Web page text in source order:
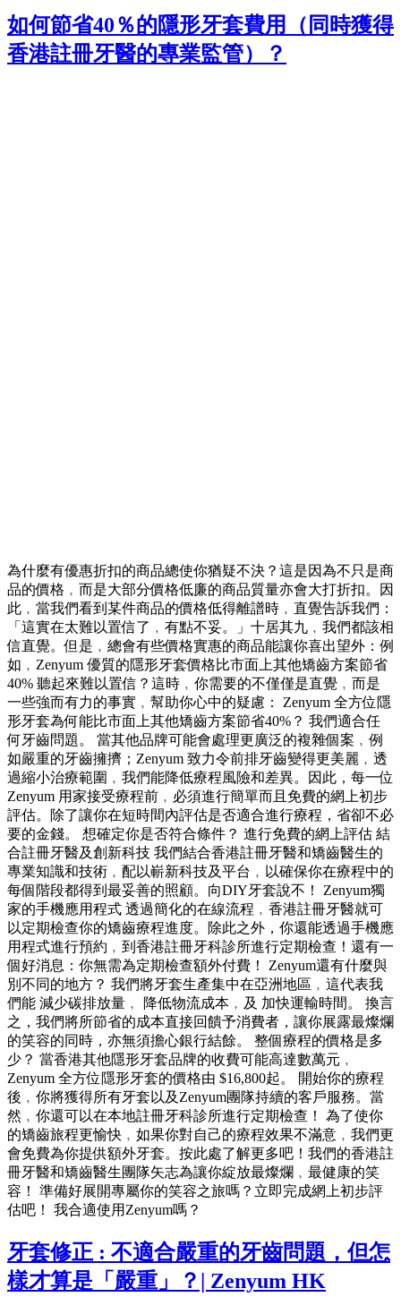
如何節省40％的隱形牙套費用（同時獲得
香港註冊牙醫的專業監管）？
為什麼有優惠折扣的商品總使你猶疑不決？這是因為不只是商
品的價格﹐而是大部分價格低廉的商品質量亦會大打折扣。因
此﹐當我們看到某件商品的價格低得離譜時﹐直覺告訴我們：
「這實在太難以置信了﹐有點不妥。」十居其九﹐我們都該相
信直覺。但是﹐總會有些價格實惠的商品能讓你喜出望外：例
如﹐Zenyum 優質的隱形牙套價格比市面上其他矯齒方案節省
40% 聽起來難以置信？這時﹐你需要的不僅僅是直覺﹐而是
一些強而有力的事實﹐幫助你心中的疑慮： Zenyum 全方位隱
形牙套為何能比市面上其他矯齒方案節省40%？ 我們適合任
何牙齒問題。 當其他品牌可能會處理更廣泛的複雜個案﹐例
如嚴重的牙齒擁擠；Zenyum 致力令前排牙齒變得更美麗﹐透
過縮小治療範圍﹐我們能降低療程風險和差異。因此，每一位
Zenyum 用家接受療程前﹐必須進行簡單而且免費的網上初步
評估。除了讓你在短時間內評估是否適合進行療程，省卻不必
要的金錢。 想確定你是否符合條件？ 進行免費的網上評估 結
合註冊牙醫及創新科技 我們結合香港註冊牙醫和矯齒醫生的
專業知識和技術﹐配以嶄新科技及平台﹐以確保你在療程中的
每個階段都得到最妥善的照顧。向DIY牙套說不！ Zenyum獨
家的手機應用程式 透過簡化的在線流程﹐香港註冊牙醫就可
以定期檢查你的矯齒療程進度。除此之外，你還能透過手機應
用程式進行預約﹐到香港註冊牙科診所進行定期檢查！還有一
個好消息：你無需為定期檢查額外付費！ Zenyum還有什麼與
別不同的地方？ 我們將牙套生產集中在亞洲地區﹐這代表我
們能 減少碳排放量﹐ 降低物流成本﹐及 加快運輸時間。 換言
之，我們將所節省的成本直接回饋予消費者，讓你展露最燦爛
的笑容的同時，亦無須擔心銀行結餘。 整個療程的價格是多
少？ 當香港其他隱形牙套品牌的收費可能高達數萬元﹐
Zenyum 全方位隱形牙套的價格由 $16,800起。 開始你的療程
後﹐你將獲得所有牙套以及Zenyum團隊持續的客戶服務。當
然﹐你還可以在本地註冊牙科診所進行定期檢查！ 為了使你
的矯齒旅程更愉快﹐如果你對自己的療程效果不滿意﹐我們更
會免費為你提供額外牙套。按此處了解更多吧！我們的香港註
冊牙醫和矯齒醫生團隊矢志為讓你綻放最燦爛﹐最健康的笑
容！ 準備好展開專屬你的笑容之旅嗎？立即完成網上初步評
估吧！ 我合適使用Zenyum嗎？
牙套修正 : 不適合嚴重的牙齒問題，但怎
樣才算是「嚴重」？| Zenyum HK